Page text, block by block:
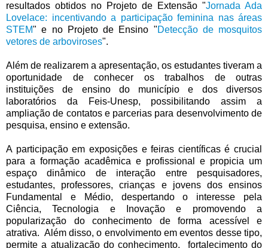
resultados obtidos no Projeto de Extensão "Jornada Ada
Lovelace: incentivando a participação feminina nas áreas
STEM" e no Projeto de Ensino "Detecção de mosquitos
vetores de arboviroses".
Além de realizarem a apresentação, os estudantes tiveram a
oportunidade de conhecer os trabalhos de outras
instituições de ensino do município e dos diversos
laboratórios da Feis-Unesp, possibilitando assim a
ampliação de contatos e parcerias para desenvolvimento de
pesquisa, ensino e extensão.
A participação em exposições e feiras científicas é crucial
para a formação acadêmica e profissional e propicia um
espaço dinâmico de interação entre pesquisadores,
estudantes, professores, crianças e jovens dos ensinos
Fundamental e Médio, despertando o interesse pela
Ciência, Tecnologia e Inovação e promovendo a
popularização do conhecimento de forma acessível e
atrativa. Além disso, o envolvimento em eventos desse tipo,
permite a atualização do conhecimento, fortalecimento do